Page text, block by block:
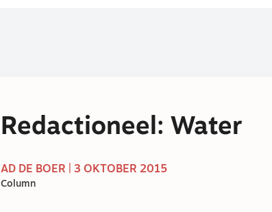
Redactioneel: Water
AD DE BOER | 3 OKTOBER 2015
Column